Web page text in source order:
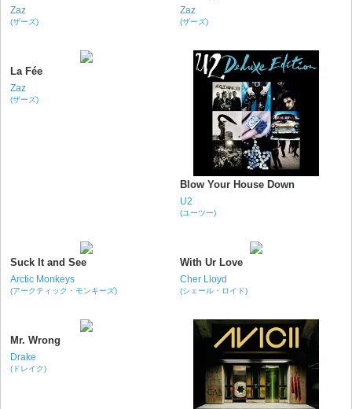
Zaz
(ザーズ)
Zaz
(ザーズ)
La Fée
Zaz
(ザーズ)
Blow Your House Down
U2
(ユーツー)
Suck It and See
Arctic Monkeys
(アークティック・モンキーズ)
With Ur Love
Cher Lloyd
(シェール・ロイド)
Mr. Wrong
Drake
(ドレイク)